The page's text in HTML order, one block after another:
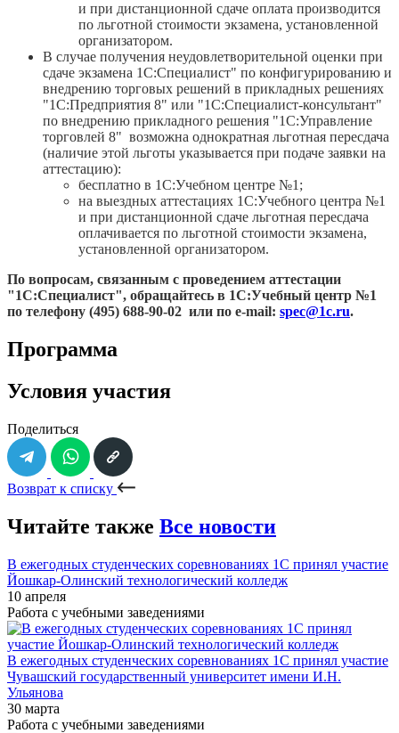
и при дистанционной сдаче оплата производится
по льготной стоимости экзамена, установленной
организатором.
В случае получения неудовлетворительной оценки при
сдаче экзамена 1С:Специалист" по конфигурированию и
внедрению торговых решений в прикладных решениях
"1С:Предприятия 8" или "1С:Специалист-консультант"
по внедрению прикладного решения "1С:Управление
торговлей 8" возможна однократная льготная пересдача
(наличие этой льготы указывается при подаче заявки на
аттестацию):
бесплатно в 1С:Учебном центре №1;
на выездных аттестациях 1С:Учебного центра №1
и при дистанционной сдаче льготная пересдача
оплачивается по льготной стоимости экзамена,
установленной организатором.
По вопросам, связанным с проведением аттестации
"1С:Специалист", обращайтесь в 1С:Учебный центр №1
по телефону (495) 688-90-02 или по e-mail: spec@1c.ru.
Программа
Условия участия
Поделиться
Возврат к списку
Читайте также Все новости
В ежегодных студенческих соревнованиях 1С принял участие
Йошкар-Олинский технологический колледж
10 апреля
Работа с учебными заведениями
В ежегодных студенческих соревнованиях 1С принял участие
Чувашский государственный университет имени И.Н.
Ульянова
30 марта
Работа с учебными заведениями